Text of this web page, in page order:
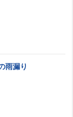
雨漏り